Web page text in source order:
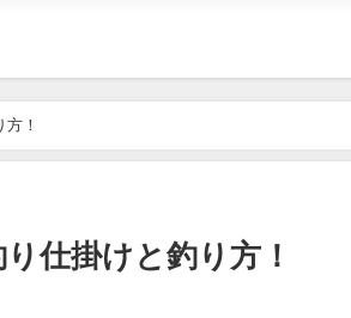
！
仕掛けと釣り方！